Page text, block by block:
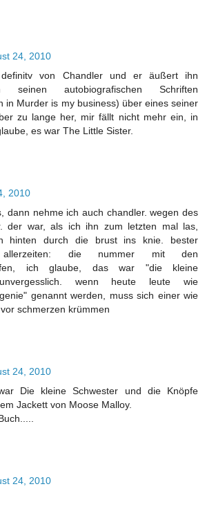
24, 2010
von Chandler und er äußert ihn
seinen autobiografischen Schriften
in Murder is my business) über eines seiner
zu lange her, mir fällt nicht mehr ein, in
es war The Little Sister.
2010
dann nehme ich auch chandler. wegen des
der war, als ich ihn zum letzten mal las,
hinten durch die brust ins knie. bester
allerzeiten: die nummer mit den
ich glaube, das war "die kleine
wenn heute leute wie
genannt werden, muss sich einer wie
schmerzen krümmen
24, 2010
Die kleine Schwester und die Knöpfe
Jackett von Moose Malloy.
24, 2010